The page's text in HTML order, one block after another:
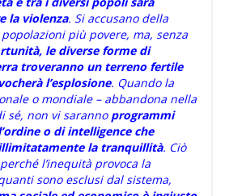
la violenza. Si accusano della
più povere, ma, senza
le diverse forme di
troveranno un terreno fertile
l’esplosione. Quando la
o mondiale – abbandona nella
sé, non vi saranno programmi
o di intelligence che
la tranquillità. Ciò
l’inequità provoca la
sono esclusi dal sistema,